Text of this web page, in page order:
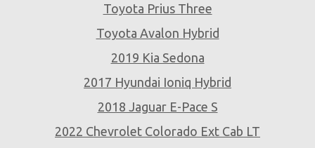
Toyota Prius Three
Toyota Avalon Hybrid
2019 Kia Sedona
2017 Hyundai Ioniq Hybrid
2018 Jaguar E-Pace S
2022 Chevrolet Colorado Ext Cab LT